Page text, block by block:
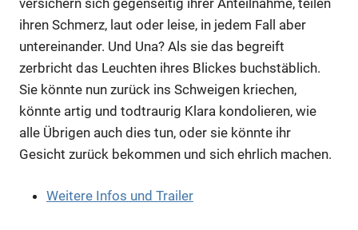
ihren Schmerz, laut oder leise, in jedem Fall aber
untereinander. Und Una? Als sie das begreift
zerbricht das Leuchten ihres Blickes buchstäblich.
Sie könnte nun zurück ins Schweigen kriechen,
könnte artig und todtraurig Klara kondolieren, wie
alle Übrigen auch dies tun, oder sie könnte ihr
Gesicht zurück bekommen und sich ehrlich machen.
Weitere Infos und Trailer